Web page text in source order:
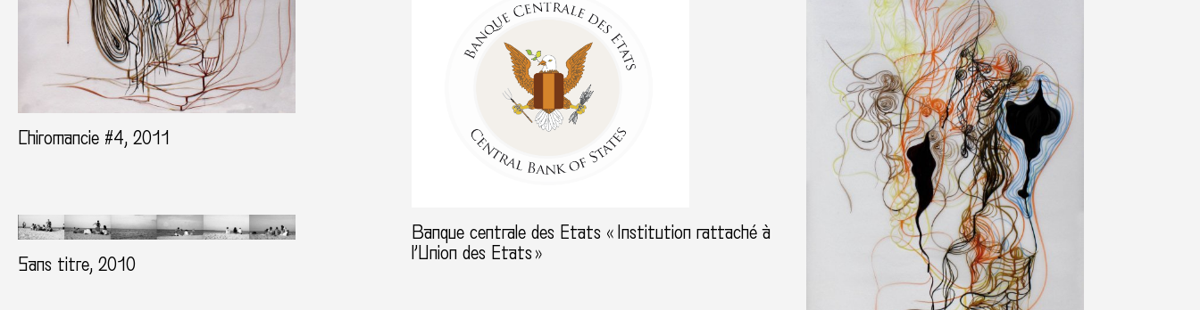
Chiromancie #4, 2011
Banque centrale des Etats « Institution rattaché à
l’Union des Etats »
Sans titre, 2010